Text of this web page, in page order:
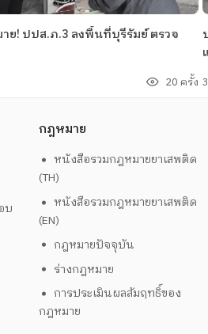
าย! ปปส.ภ.3 ลงพื้นที่บุรีรัมย์ ตรวจ
20 ครั้ง
บ
กฎหมาย
หนังสือรวมกฎหมายยาเสพติด
(TH)
หนังสือรวมกฎหมายยาเสพติด
(EN)
กฎหมายปัจจุบัน
ร่างกฎหมาย
การประเมินผลสัมฤทธิ์ของ
กฎหมาย